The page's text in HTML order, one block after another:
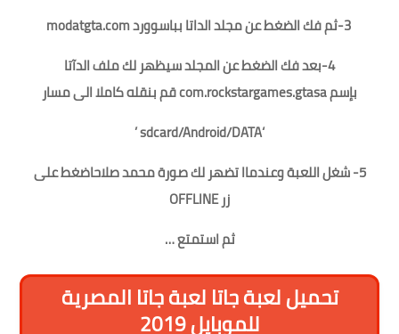
3-ثم فك الضغط عن مجلد الداتا بباسوورد modatgta.com
4-بعد فك الضغط عن المجلد سيظهر لك ملف الدآتا
بإسمcom.rockstargames.gtasaقم بنقله كاملا الى مسار
‘
sdcard/Android/DATA ’
5- شغل اللعبة
وعندماا تضهر لك صورة محمد صلاحاضغط على
زرOFFLINE
ثماستمتع …
تحميل لعبة جاتا لعبة جاتا المصرية
للموبايل 2019